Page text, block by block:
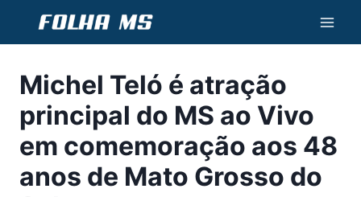
Conteúdo
Michel Teló é atração
principal do MS ao Vivo
em comemoração aos 48
anos de Mato Grosso do